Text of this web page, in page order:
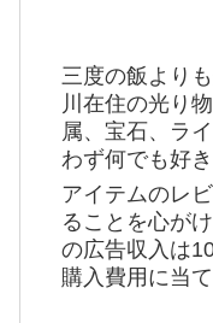
三度の飯より
川在住の光り
属、宝石、ラ
わず何でも好き
アイテムのレ
ることを心が
の広告収入は
購入費用に当